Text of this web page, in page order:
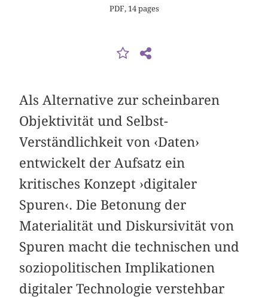
PDF, 14 pages
Als Alternative zur scheinbaren
Objektivität und Selbst-
Verständlichkeit von ‹Daten›
entwickelt der Aufsatz ein
kritisches Konzept ›digitaler
Spuren‹. Die Betonung der
Materialität und Diskursivität von
Spuren macht die technischen und
soziopolitischen Implikationen
digitaler Technologie verstehbar